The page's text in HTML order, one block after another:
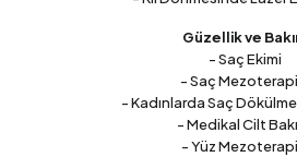
Güzellik ve
- Saç Ekimi
- Saç
- Kadınlarda Saç
- Medikal Cilt
- Yüz